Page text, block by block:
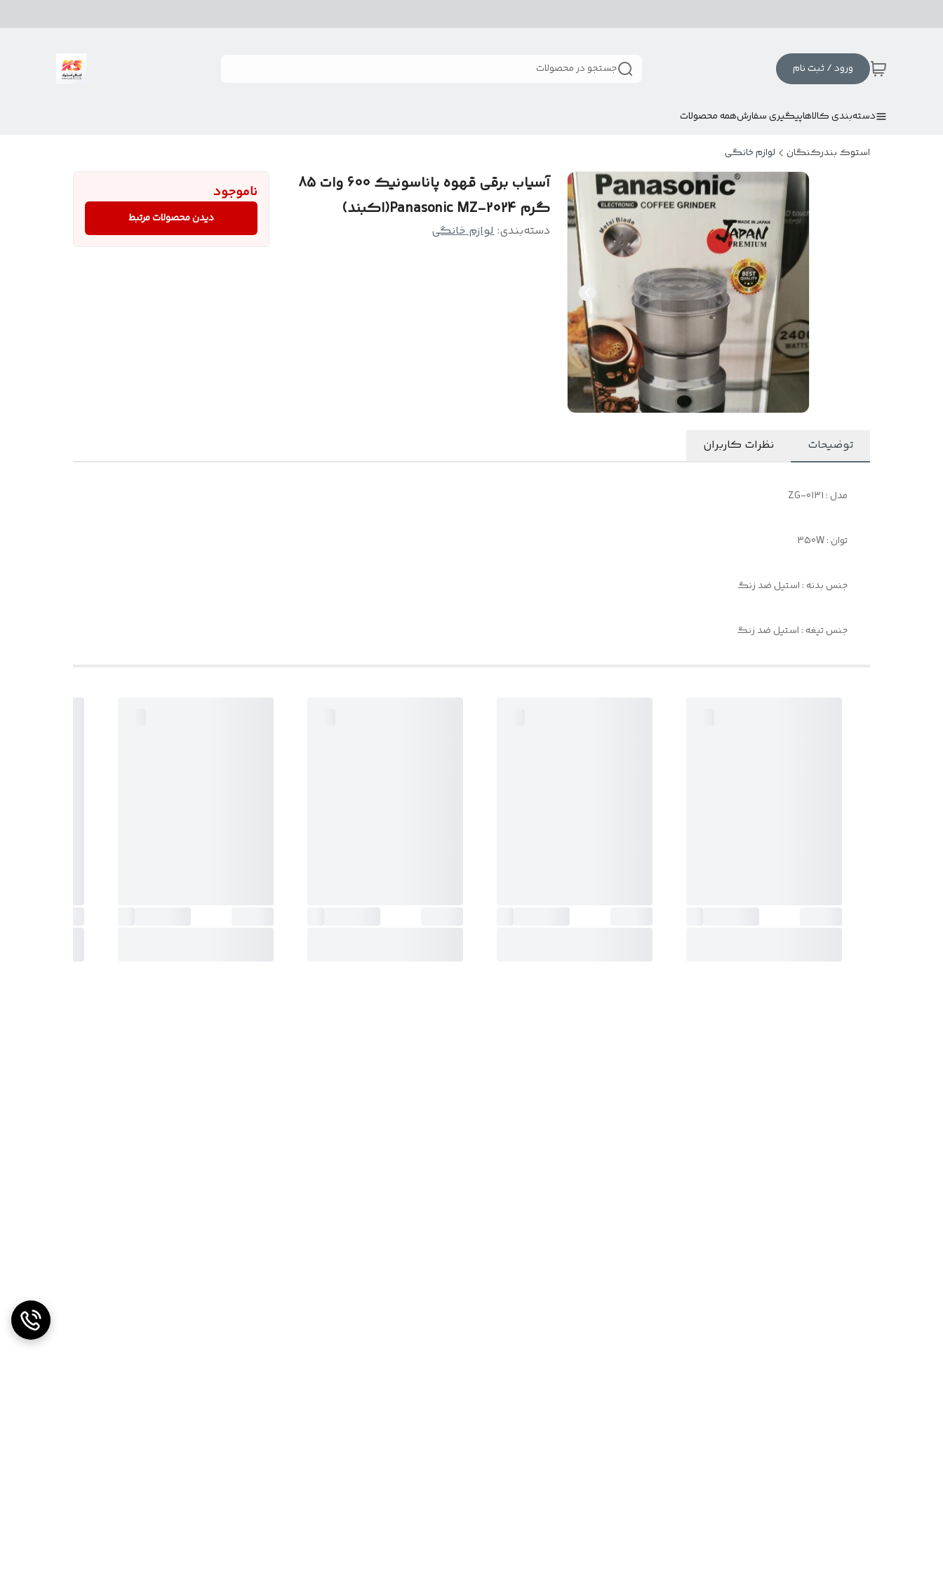
ورود / ثبت نام جستجو در محصولات
دسته‌بندی کالاهاپیگیری سفارشهمه محصولات
استوک بندرکنگان لوازم خانگی
آسیاب برقی قهوه پاناسونیک 600 وات 85
گرم Panasonic MZ-2024(اکبند)
دسته‌بندی:لوازم خانگی
ناموجود
دیدن محصولات مرتبط
توضیحات نظرات کاربران
مدل : ZG-0131
توان : 350W
جنس بدنه : استیل ضد زنگ
جنس تیغه : استیل ضد زنگ